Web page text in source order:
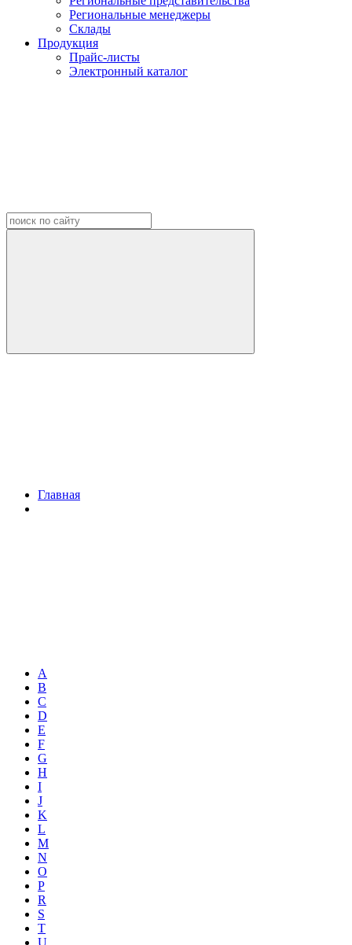
Региональные менеджеры
Склады
Продукция
Прайс-листы
Электронный каталог
Главная
A
B
C
D
E
F
G
H
I
J
K
L
M
N
O
P
R
S
T